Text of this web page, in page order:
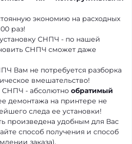
экономию на расходных
раз!
СНПЧ - по нашей
СНПЧ сможет даже
Вам не потребуется разборка
вмешательство!
СНПЧ - абсолютно обратимый
демонтажа на принтере не
следа ее установки!
произведена удобным для Вас
способ получения и способ
заказа).